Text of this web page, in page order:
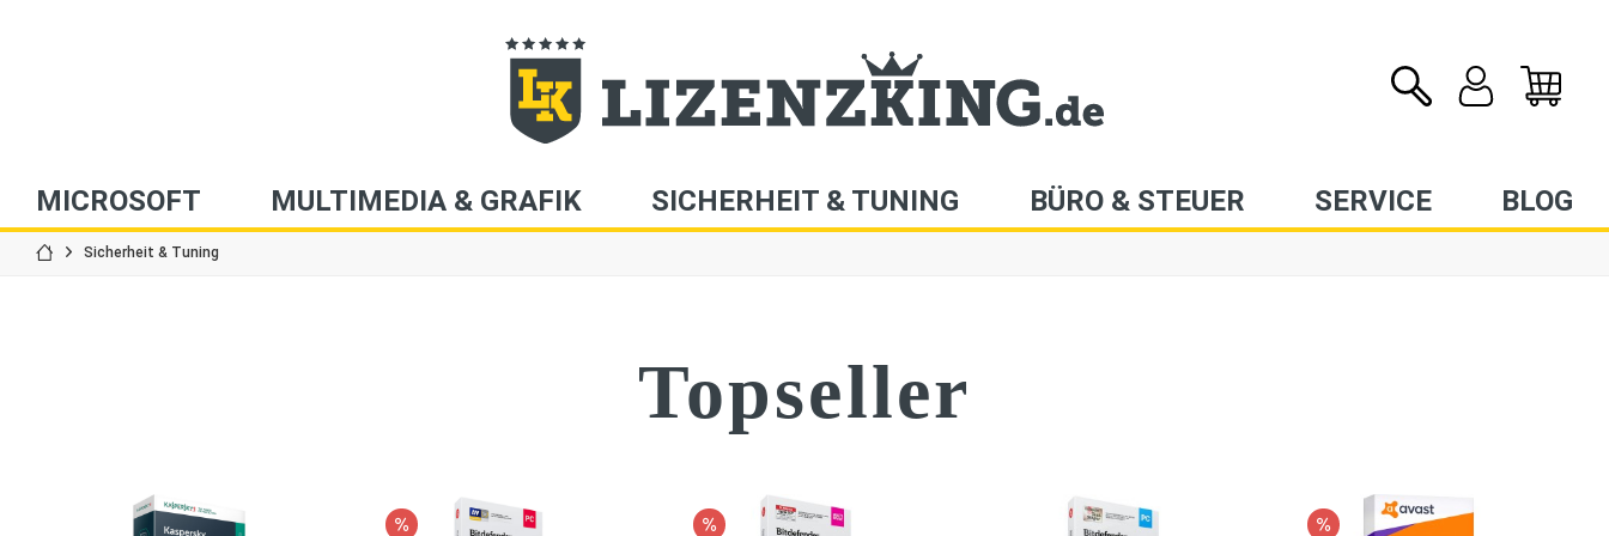
MICROSOFT MULTIMEDIA & GRAFIK SICHERHEIT & TUNING BÜRO & STEUER SERVICE BLOG
Sicherheit & Tuning
Topseller